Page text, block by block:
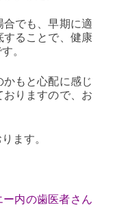
でも、早期に適
ることで、健康
。
もと心配に感じ
りますので、お
ます。
内の歯医者さん